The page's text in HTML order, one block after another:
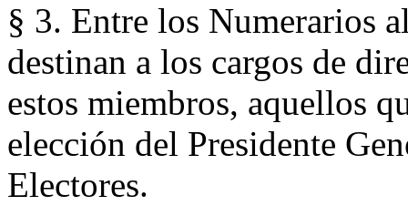
§ 3. Entre los Numerarios
destinan a los cargos de
estos miembros, aquellos
elección del Presidente
Electores.